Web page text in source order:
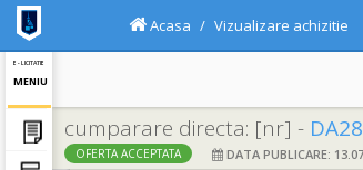
E - LICITATIE
MENIU
Acasa Vizualizare achizitie
cumparare directa: [nr] -
OFERTA ACCEPTATA DATA PUBLICARE:
DATE IDENTIFICARE OFERTANT